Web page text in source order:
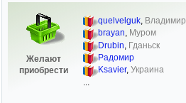
Желают
приобрести
quelvelguk, Владимир
brayan, Муром
Drubin Гданьск
Радомир
Ksavier, Украина